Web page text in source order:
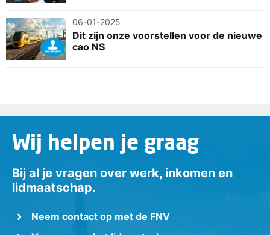
06-01-2025
Dit zijn onze voorstellen voor de nieuwe
cao NS
Wij helpen je graag
Bij al je vragen over werk, inkomen en
lidmaatschap.
Neem contact op met de FNV